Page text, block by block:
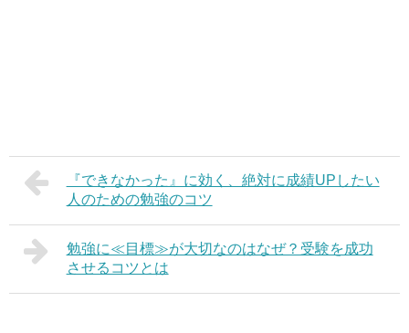
『できなかった』に効く、絶対に成績UPしたい
人のための勉強のコツ
勉強に≪目標≫が大切なのはなぜ？受験を成功
させるコツとは